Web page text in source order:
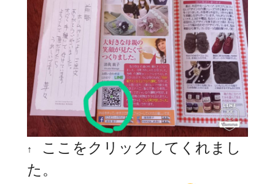
↑
ここをクリックしてくれまし
た。